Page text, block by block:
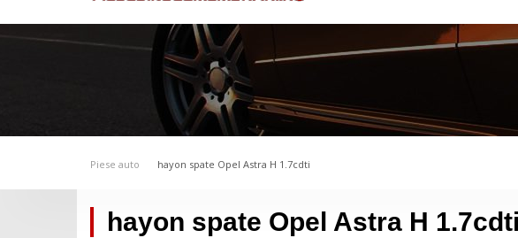
Piese auto hayon spate Opel Astra H 1.7cdti
hayon spate Opel Astra H 1.7cdti